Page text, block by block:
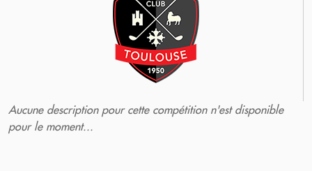
Aucune description pour cette compétition n'est disponible
pour le moment...